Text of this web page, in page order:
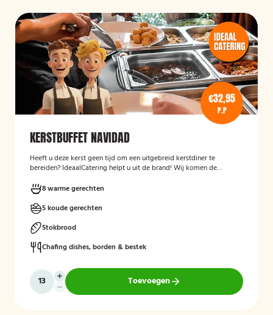
€32,95
P.P
KERSTBUFFET NAVIDAD
Heeft u deze kerst geen tijd om een uitgebreid kerstdiner te
bereiden? IdeaalCatering helpt u uit de brand! Wij komen de
buffetten voor tweede kerstdag (26 december), komen wij op 26
december gekoeld bij u bezorgen.
8 warme gerechten
5 koude gerechten
Stokbrood
Chafing dishes, borden & bestek
Toevoegen